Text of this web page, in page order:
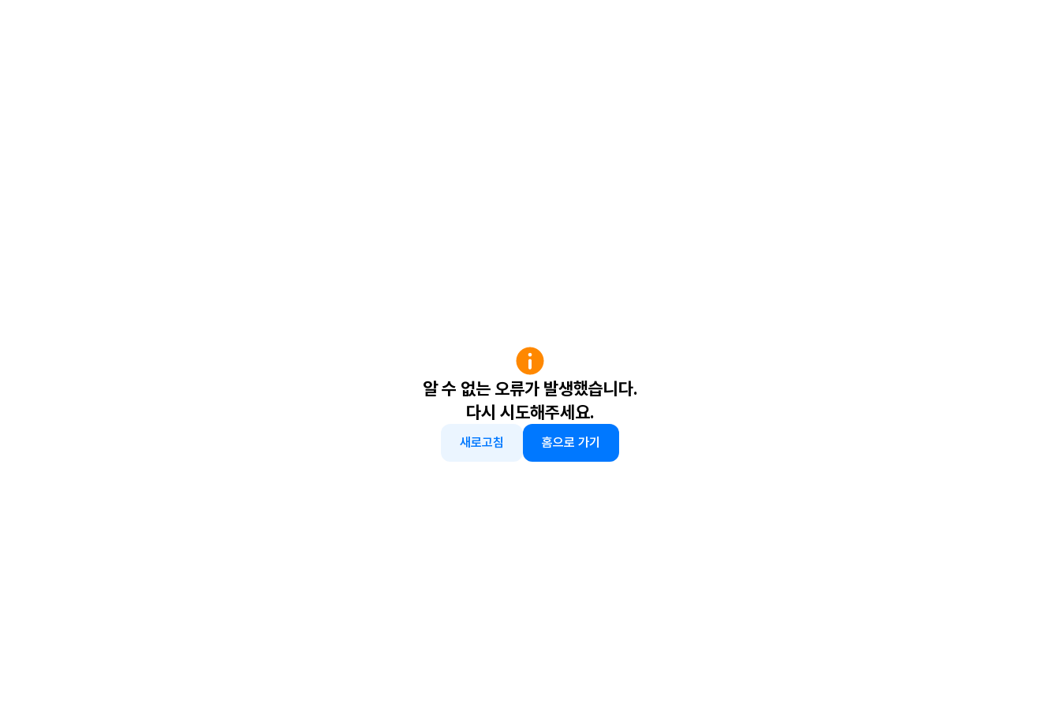
알 수 없는 오류가 발생했습니다.
다시 시도해주세요.
새로고침 홈으로 가기